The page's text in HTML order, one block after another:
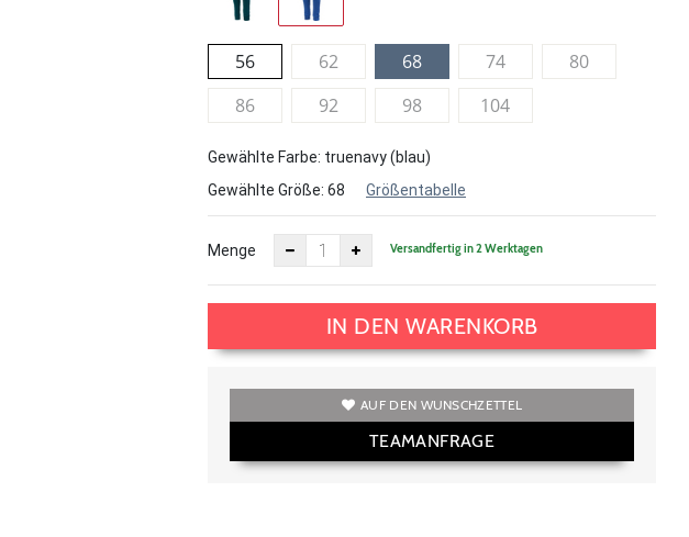
56 62 68 74
80
86
92 98 104
Gewählte Farbe: truenavy (blau)
Gewählte Größe: 68 Größentabelle
Menge Versandfertig in 2 Werktagen
IN DEN WARENKORB
AUF DEN WUNSCHZETTEL
TEAMANFRAGE